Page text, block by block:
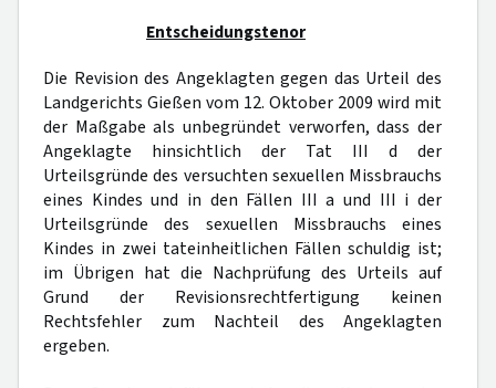
Entscheidungstenor
Die Revision des Angeklagten gegen das Urteil des
Landgerichts Gießen vom 12. Oktober 2009 wird mit
der Maßgabe als unbegründet verworfen, dass der
Angeklagte hinsichtlich der Tat III d der
Urteilsgründe des versuchten sexuellen Missbrauchs
eines Kindes und in den Fällen III a und III i der
Urteilsgründe des sexuellen Missbrauchs eines
Kindes in zwei tateinheitlichen Fällen schuldig ist;
im Übrigen hat die Nachprüfung des Urteils auf
Grund der Revisionsrechtfertigung keinen
Rechtsfehler zum Nachteil des Angeklagten
ergeben.